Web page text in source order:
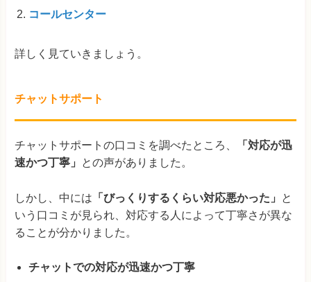
コールセンター
詳しく見ていきましょう。
チャットサポート
チャットサポートの口コミを調べたところ、
「対応が迅
速かつ丁寧」
との声がありました。
しかし、中には 「びっくりするくらい対応悪かった」
と
いう口コミが見られ、対応する人によって丁寧さが異な
ることが分かりました。
チャットでの対応が迅速かつ丁寧